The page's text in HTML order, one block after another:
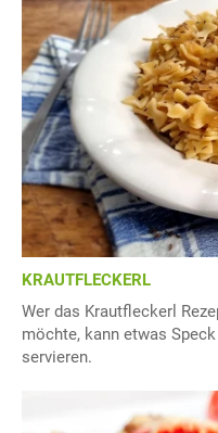
KRAUTFLECKERL
Wer das Krautfleckerl
möchte, kann etwas
servieren.